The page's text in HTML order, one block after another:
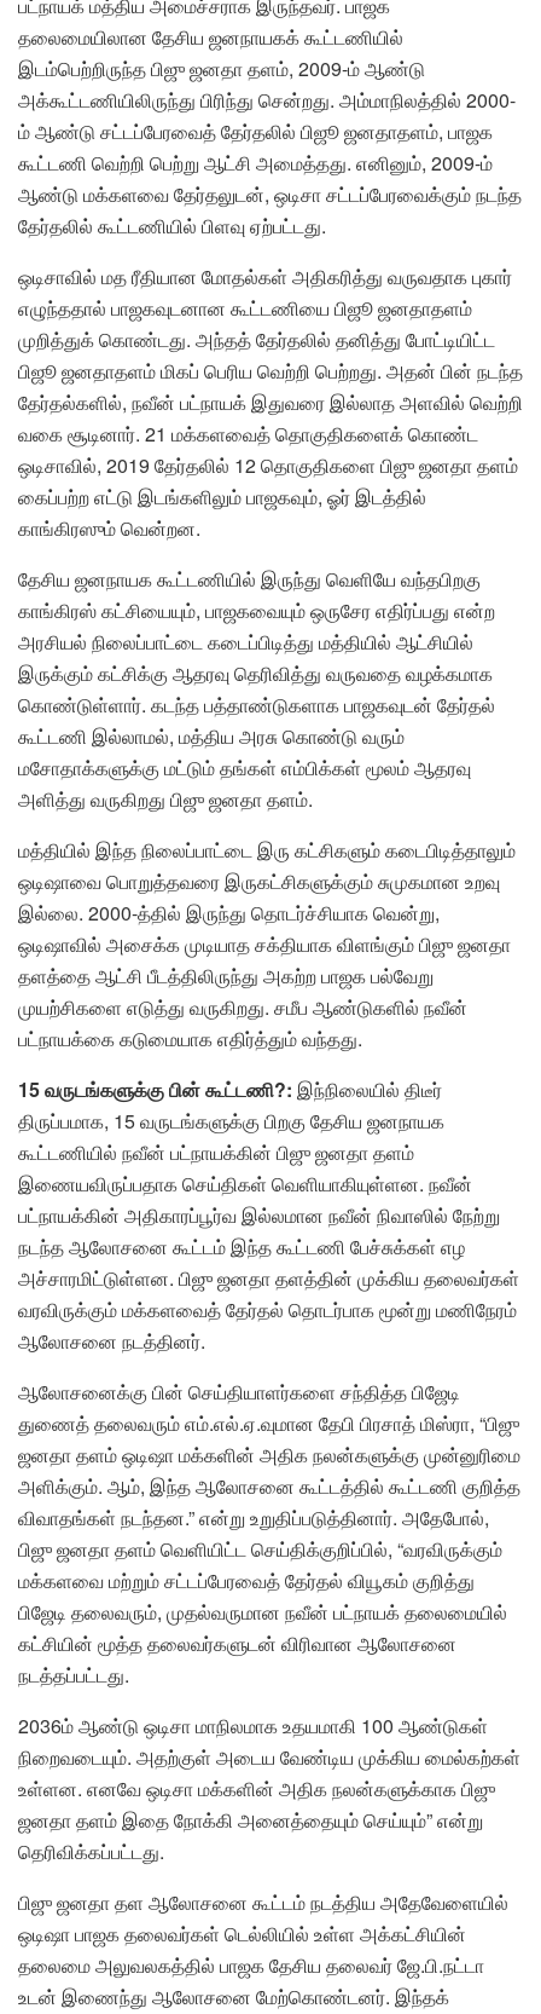
தலைமையிலான தேசிய ஜனநாயகக் கூட்டணியில்
இடம்பெற்றிருந்த பிஜு ஜனதா தளம், 2009-ம் ஆண்டு
அக்கூட்டணியிலிருந்து பிரிந்து சென்றது. அம்மாநிலத்தில் 2000-
ம் ஆண்டு சட்டப்பேரவைத் தேர்தலில் பிஜூ ஜனதாதளம், பாஜக
கூட்டணி வெற்றி பெற்று ஆட்சி அமைத்தது. எனினும், 2009-ம்
ஆண்டு மக்களவை தேர்தலுடன், ஒடிசா சட்டப்பேரவைக்கும் நடந்த
தேர்தலில் கூட்டணியில் பிளவு ஏற்பட்டது.
ஒடிசாவில் மத ரீதியான மோதல்கள் அதிகரித்து வருவதாக புகார்
எழுந்ததால் பாஜகவுடனான கூட்டணியை பிஜூ ஜனதாதளம்
முறித்துக் கொண்டது. அந்தத் தேர்தலில் தனித்து போட்டியிட்ட
பிஜூ ஜனதாதளம் மிகப் பெரிய வெற்றி பெற்றது. அதன் பின் நடந்த
தேர்தல்களில், நவீன் பட்நாயக் இதுவரை இல்லாத அளவில் வெற்றி
வகை சூடினார். 21 மக்களவைத் தொகுதிகளைக் கொண்ட
ஒடிசாவில், 2019 தேர்தலில் 12 தொகுதிகளை பிஜு ஜனதா தளம்
கைப்பற்ற எட்டு இடங்களிலும் பாஜகவும், ஓர் இடத்தில்
காங்கிரஸும் வென்றன.
தேசிய ஜனநாயக கூட்டணியில் இருந்து வெளியே வந்தபிறகு
காங்கிரஸ் கட்சியையும், பாஜகவையும் ஒருசேர எதிர்ப்பது என்ற
அரசியல் நிலைப்பாட்டை கடைப்பிடித்து மத்தியில் ஆட்சியில்
இருக்கும் கட்சிக்கு ஆதரவு தெரிவித்து வருவதை வழக்கமாக
கொண்டுள்ளார். கடந்த பத்தாண்டுகளாக பாஜகவுடன் தேர்தல்
கூட்டணி இல்லாமல், மத்திய அரசு கொண்டு வரும்
மசோதாக்களுக்கு மட்டும் தங்கள் எம்பிக்கள் மூலம் ஆதரவு
அளித்து வருகிறது பிஜு ஜனதா தளம்.
மத்தியில் இந்த நிலைப்பாட்டை இரு கட்சிகளும் கடைபிடித்தாலும்
ஒடிஷாவை பொறுத்தவரை இருகட்சிகளுக்கும் சுமுகமான உறவு
இல்லை. 2000-த்தில் இருந்து தொடர்ச்சியாக வென்று,
ஒடிஷாவில் அசைக்க முடியாத சக்தியாக விளங்கும் பிஜு ஜனதா
தளத்தை ஆட்சி பீடத்திலிருந்து அகற்ற பாஜக பல்வேறு
முயற்சிகளை எடுத்து வருகிறது. சமீப ஆண்டுகளில் நவீன்
பட்நாயக்கை கடுமையாக எதிர்த்தும் வந்தது.
15 வருடங்களுக்கு பின் கூட்டணி?: இந்நிலையில் திடீர்
திருப்பமாக, 15 வருடங்களுக்கு பிறகு தேசிய ஜனநாயக
கூட்டணியில் நவீன் பட்நாயக்கின் பிஜு ஜனதா தளம்
இணையவிருப்பதாக செய்திகள் வெளியாகியுள்ளன. நவீன்
பட்நாயக்கின் அதிகாரப்பூர்வ இல்லமான நவீன் நிவாஸில் நேற்று
நடந்த ஆலோசனை கூட்டம் இந்த கூட்டணி பேச்சுக்கள் எழ
அச்சாரமிட்டுள்ளன. பிஜு ஜனதா தளத்தின் முக்கிய தலைவர்கள்
வரவிருக்கும் மக்களவைத் தேர்தல் தொடர்பாக மூன்று மணிநேரம்
ஆலோசனை நடத்தினர்.
ஆலோசனைக்கு பின் செய்தியாளர்களை சந்தித்த பிஜேடி
துணைத் தலைவரும் எம்.எல்.ஏ.வுமான தேபி பிரசாத் மிஸ்ரா, “பிஜு
ஜனதா தளம் ஒடிஷா மக்களின் அதிக நலன்களுக்கு முன்னுரிமை
அளிக்கும். ஆம், இந்த ஆலோசனை கூட்டத்தில் கூட்டணி குறித்த
விவாதங்கள் நடந்தன.” என்று உறுதிப்படுத்தினார். அதேபோல்,
பிஜு ஜனதா தளம் வெளியிட்ட செய்திக்குறிப்பில், “வரவிருக்கும்
மக்களவை மற்றும் சட்டப்பேரவைத் தேர்தல் வியூகம் குறித்து
பிஜேடி தலைவரும், முதல்வருமான நவீன் பட்நாயக் தலைமையில்
கட்சியின் மூத்த தலைவர்களுடன் விரிவான ஆலோசனை
நடத்தப்பட்டது.
2036ம் ஆண்டு ஒடிசா மாநிலமாக உதயமாகி 100 ஆண்டுகள்
நிறைவடையும். அதற்குள் அடைய வேண்டிய முக்கிய மைல்கற்கள்
உள்ளன. எனவே ஒடிசா மக்களின் அதிக நலன்களுக்காக பிஜு
ஜனதா தளம் இதை நோக்கி அனைத்தையும் செய்யும்” என்று
தெரிவிக்கப்பட்டது.
பிஜு ஜனதா தள ஆலோசனை கூட்டம் நடத்திய அதேவேளையில்
ஒடிஷா பாஜக தலைவர்கள் டெல்லியில் உள்ள அக்கட்சியின்
தலைமை அலுவலகத்தில் பாஜக தேசிய தலைவர் ஜே.பி.நட்டா
உடன் இணைந்து ஆலோசனை மேற்கொண்டனர். இந்தக்